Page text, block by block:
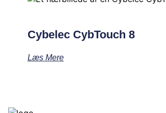
Cybelec CybTouch 8
Læs Mere